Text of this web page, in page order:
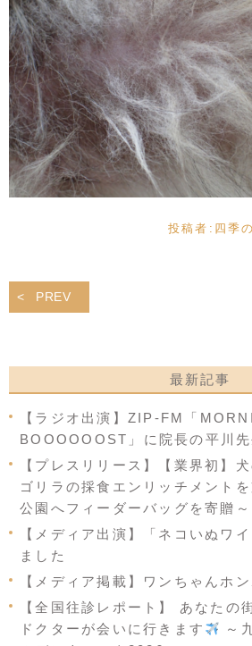
投稿者: 四季
PREV
最新記事
【ラジオ出演】ZIP-FM「
BOOOOOOST」に院長の平川
【プレスリリース】【業界初】
ゴリラの採食エンリッチメント
公園へフィーダーバッグを寄贈～
【メディア出演】「ネコいぬワ
ました
【メディア掲載】ワンちゃんホ
【全国往診レポート】 あなたの
ドクターが会いに行きます
～